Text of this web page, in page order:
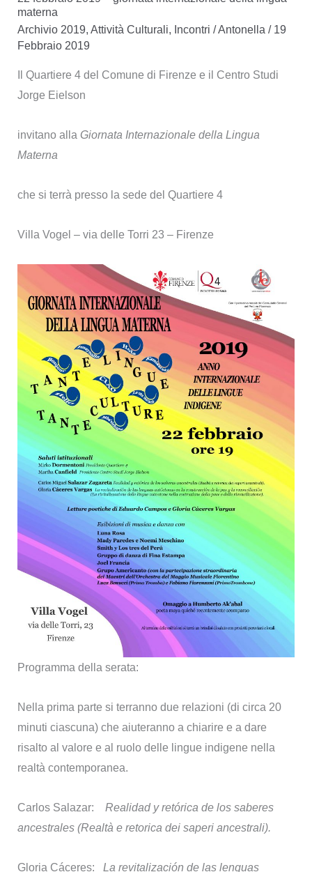
Narrazioni
ecologiche
materna
Archivio 2019, Attività Culturali, Incontri /Antonella / 19
Febbraio 2019
Il Quartiere 4 del Comune di Firenze e il Centro Studi
Jorge Eielson
invitano alla Giornata Internazionale della Lingua
Materna
che si terrà presso la sede del Quartiere 4
Villa Vogel – via delle Torri 23 – Firenze
Programma della serata:
Nella prima parte si terranno due relazioni (di circa 20
minuti ciascuna) che aiuteranno a chiarire e a dare
risalto al valore e al ruolo delle lingue indigene nella
realtà contemporanea.
Carlos Salazar: Realidad y retórica de los saberes
ancestrales (Realtà e retorica dei saperi ancestrali).
Gloria Cáceres: La revitalización de las lenguas